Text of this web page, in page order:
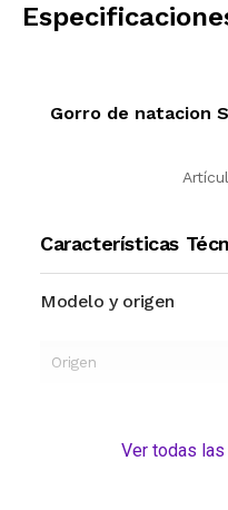
Gorro de natacion
Características
Modelo y origen
Origen
Ver todas